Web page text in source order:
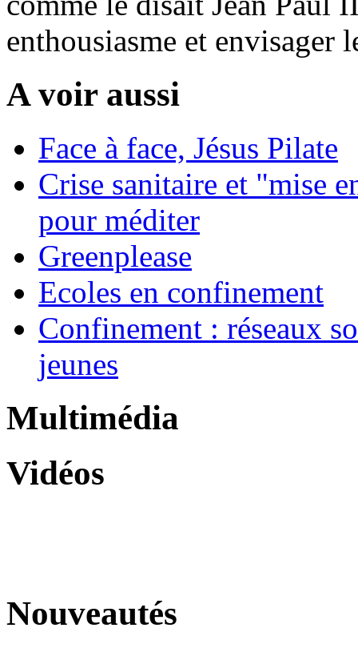
enthousiasme et envisager
A voir aussi
Face à face, Jésus Pilate
Crise sanitaire et "mise
pour méditer
Greenplease
Ecoles en confinement
Confinement : réseaux
jeunes
Multimédia
Vidéos
Nouveautés